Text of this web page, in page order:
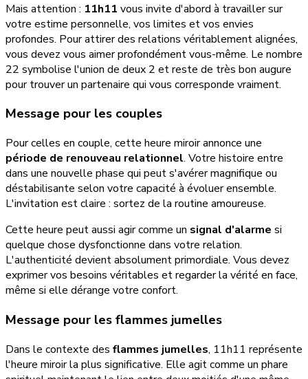
Mais attention : 11h11 vous invite d'abord à travailler sur
votre estime personnelle, vos limites et vos envies
profondes. Pour attirer des relations véritablement alignées,
vous devez vous aimer profondément vous-même. Le nombre
22 symbolise l'union de deux 2 et reste de très bon augure
pour trouver un partenaire qui vous corresponde vraiment.
Message pour les couples
Pour celles en couple, cette heure miroir annonce une
période de renouveau relationnel. Votre histoire entre
dans une nouvelle phase qui peut s'avérer magnifique ou
déstabilisante selon votre capacité à évoluer ensemble.
L'invitation est claire : sortez de la routine amoureuse.
Cette heure peut aussi agir comme un signal d'alarme si
quelque chose dysfonctionne dans votre relation.
L'authenticité devient absolument primordiale. Vous devez
exprimer vos besoins véritables et regarder la vérité en face,
même si elle dérange votre confort.
Message pour les flammes jumelles
Dans le contexte des flammes jumelles, 11h11 représente
l'heure miroir la plus significative. Elle agit comme un phare